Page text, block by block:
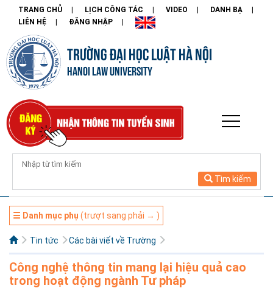
TRANG CHỦ LỊCH CÔNG TÁC VIDEO
DANH BẠ
LIÊN HỆ
ĐĂNG NHẬP
TRƯỜNG ĐẠI HỌC LUẬT HÀ NỘI
HANOI LAW UNIVERSITY
Tìm kiếm
☰ Danh mục phụ (trượt sang phải → )
Tin tức Các bài viết về Trường
Công nghệ thông tin mang lại hiệu quả cao
trong hoạt động ngành Tư pháp